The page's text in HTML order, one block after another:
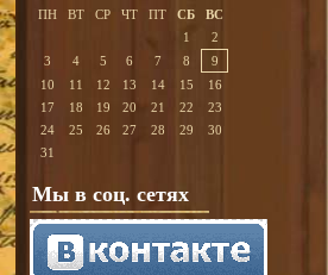
ПН ВТ СР ЧТ ПТ СБ
ВС
1
2
3
4 5 6 7 8
9
10
11 12 13 14 15
16
17
18 19 20 21 22
23
24
25 26 27 28 29
30
31
Мы в соц. сетях